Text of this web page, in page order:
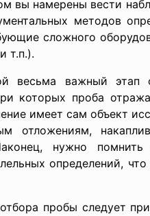
вы намерены вести
методов
сложного
т.п.).
весьма важный этап
которых проба
имеет сам объект
отложениям,
нужно
определений,
пробы следует